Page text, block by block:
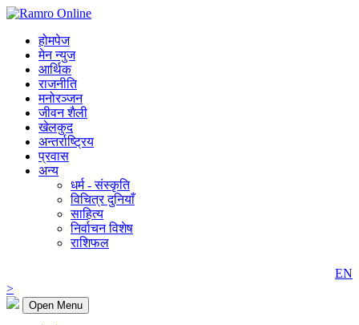
होमपेज
मेन न्युज
आर्थिक
राजनीति
मनोरञ्जन
जीवन शैली
खेलकुद
अन्तर्राष्ट्रिय
प्रवास
अन्य
धर्म - संस्कृति
विचित्र दुनियाँ
साहित्य
निर्वाचन विशेष
राशिफल
EN
>
Open Menu